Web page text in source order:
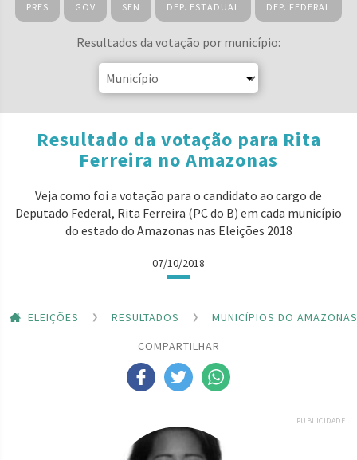
PRES GOV SEN DEP. ESTADUAL DEP. FEDERAL
Resultados da votação por município:
Resultado da votação para Rita
Ferreira no Amazonas
Veja como foi a votação para o candidato ao cargo de
Deputado Federal, Rita Ferreira (PC do B) em cada município
do estado do Amazonas nas Eleições 2018
07/10/2018
ELEIÇÕES RESULTADOS
MUNICÍPIOS DO AMAZONAS
COMPARTILHAR
PUBLICIDADE